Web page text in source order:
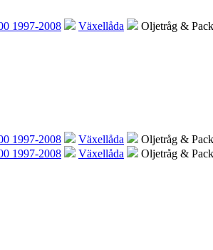
1997-2008 Växellåda
Oljetråg &
1997-2008 Växellåda
Oljetråg &
1997-2008 Växellåda Oljetråg &